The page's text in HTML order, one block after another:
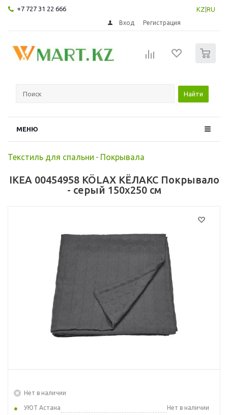
+7 727 31 22 666 KZ RU
Вход Регистрация
Найти
МЕНЮ
Текстиль для спальни - Покрывала
IKEA 00454958 KÖLAX КЁЛАКС Покрывало
- серый 150x250 см
Нет в наличии
УЮТ Астана
Нет в наличии